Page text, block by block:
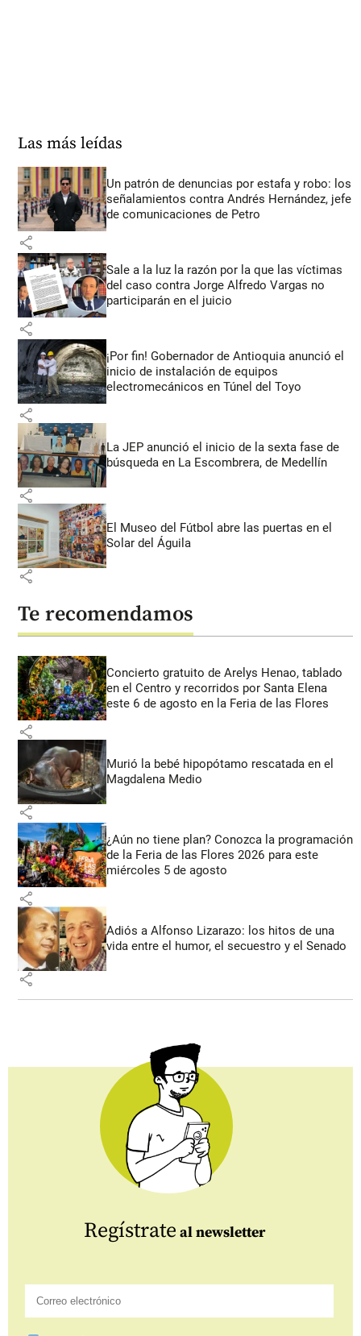
Las más leídas
Un patrón de denuncias por estafa y robo: los
señalamientos contra Andrés Hernández, jefe
de comunicaciones de Petro
share
Sale a la luz la razón por la que las víctimas
del caso contra Jorge Alfredo Vargas no
participarán en el juicio
share
¡Por fin! Gobernador de Antioquia anunció el
inicio de instalación de equipos
electromecánicos en Túnel del Toyo
share
La JEP anunció el inicio de la sexta fase de
búsqueda en La Escombrera, de Medellín
share
El Museo del Fútbol abre las puertas en el
Solar del Águila
share
Te recomendamos
Concierto gratuito de Arelys Henao, tablado
en el Centro y recorridos por Santa Elena
este 6 de agosto en la Feria de las Flores
share
Murió la bebé hipopótamo rescatada en el
Magdalena Medio
share
¿Aún no tiene plan? Conozca la programación
de la Feria de las Flores 2026 para este
miércoles 5 de agosto
share
Adiós a Alfonso Lizarazo: los hitos de una
vida entre el humor, el secuestro y el Senado
share
Regístrate al newsletter